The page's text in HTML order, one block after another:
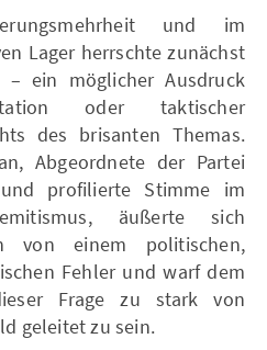
und im
Lager herrschte zunächst
– ein möglicher Ausdruck
oder taktischer
des brisanten Themas.
Abgeordnete der Partei
profilierte Stimme im
äußerte sich
von einem politischen,
Fehler und warf dem
Frage zu stark von
geleitet zu sein.